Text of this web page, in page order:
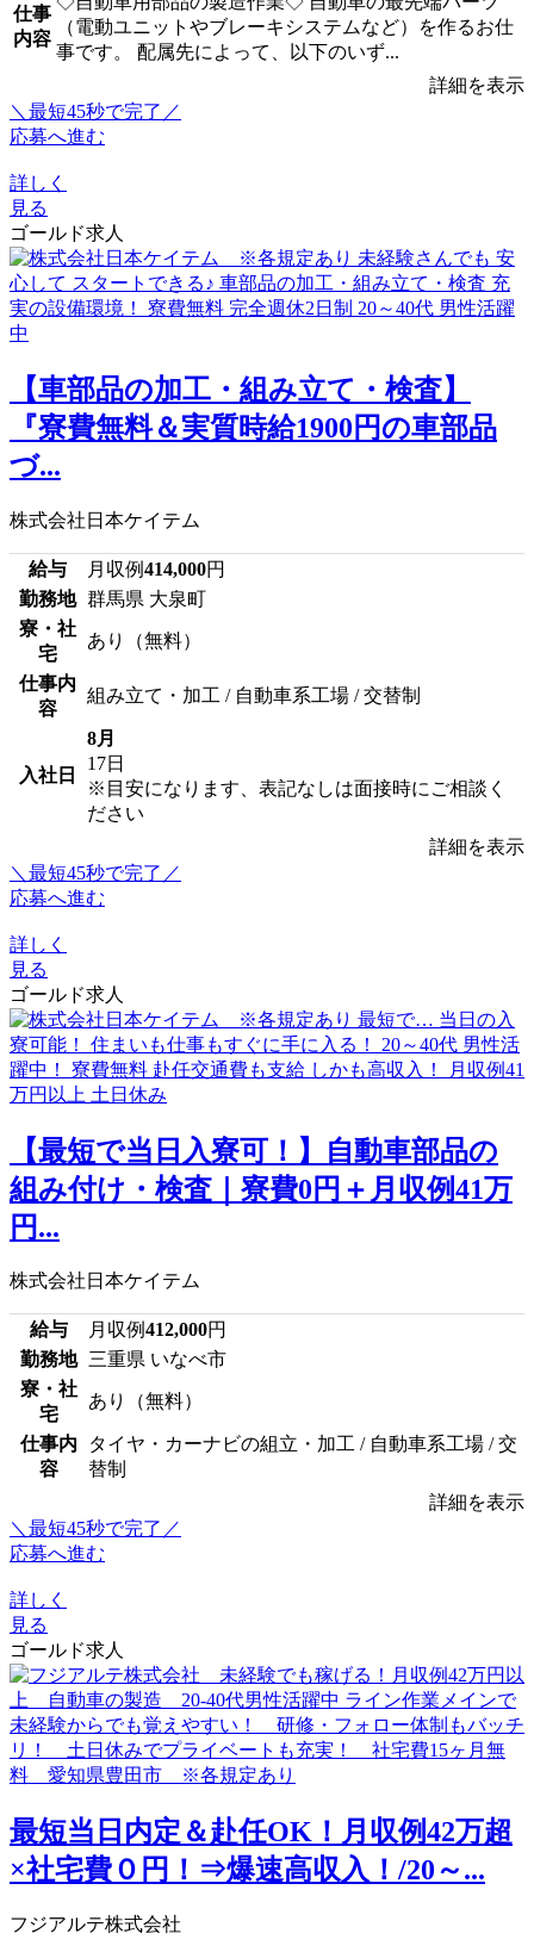
仕事
内容
（電動ユニットやブレーキシステムなど）を作るお仕
事です。 配属先によって、以下のいず...
詳細を表示
＼最短45秒で完了／
応募へ進む
詳しく
見る
ゴールド求人
【車部品の加工・組み立て・検査】
『寮費無料＆実質時給1900円の車部品
づ...
株式会社日本ケイテム
給与 月収例414,000円
勤務地 群馬県 大泉町
寮・社
宅
あり（無料）
仕事内
容
組み立て・加工 / 自動車系工場 / 交替制
入社日
8月
17日
※目安になります、表記なしは面接時にご相談く
ださい
詳細を表示
＼最短45秒で完了／
応募へ進む
詳しく
見る
ゴールド求人
【最短で当日入寮可！】自動車部品の
組み付け・検査｜寮費0円＋月収例41万
円...
株式会社日本ケイテム
給与 月収例412,000円
勤務地 三重県 いなべ市
寮・社
宅
あり（無料）
仕事内
容
タイヤ・カーナビの組立・加工 / 自動車系工場 / 交
替制
詳細を表示
＼最短45秒で完了／
応募へ進む
詳しく
見る
ゴールド求人
最短当日内定＆赴任OK！月収例42万超
×社宅費０円！⇒爆速高収入！/20～...
フジアルテ株式会社